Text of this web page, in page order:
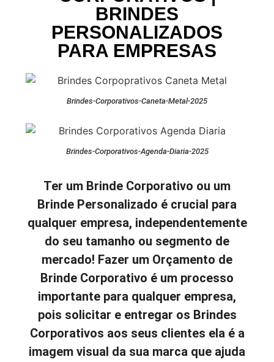
BRINDES
PERSONALIZADOS
PARA EMPRESAS
Brindes-Corporativos-Caneta-Metal-2025
Brindes-Corporativos-Agenda-Diaria-2025
Ter um Brinde Corporativo ou um
Brinde Personalizado é crucial para
qualquer empresa, independentemente
do seu tamanho ou segmento de
mercado! Fazer um Orçamento de
Brinde Corporativo é um processo
importante para qualquer empresa,
pois solicitar e entregar os Brindes
Corporativos aos seus clientes ela é a
imagem visual da sua marca que ajuda